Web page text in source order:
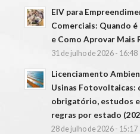
EIV para
Comerciais: Quando
e Como Aprovar Mais
31 de julho de 2026 - 16:48
Licenciamento
Usinas Fotovoltaicas:
obrigatório, estudos
regras por estado
28 de julho de 2026 - 15:17